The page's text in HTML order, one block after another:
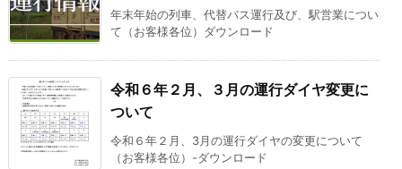
年末年始の列車、代替バス運行及び、駅営業につい
て（お客様各位）ダウンロード
令和６年２月、３月の運行ダイヤ変更に
ついて
令和６年２月、3月の運行ダイヤの変更について
（お客様各位）-ダウンロード